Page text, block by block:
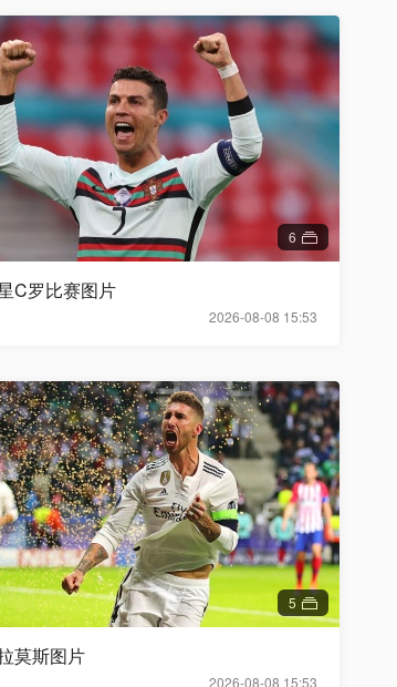
6
2026-08-08 15:53
C罗比赛图片
5
2026-08-08 15:53
莫斯图片